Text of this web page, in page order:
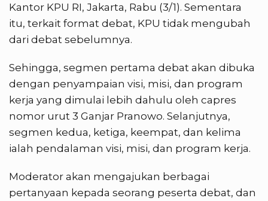
Kantor KPU RI, Jakarta, Rabu (3/1). Sementara
itu, terkait format debat, KPU tidak mengubah
dari debat sebelumnya.
Sehingga, segmen pertama debat akan dibuka
dengan penyampaian visi, misi, dan program
kerja yang dimulai lebih dahulu oleh capres
nomor urut 3 Ganjar Pranowo. Selanjutnya,
segmen kedua, ketiga, keempat, dan kelima
ialah pendalaman visi, misi, dan program kerja.
Moderator akan mengajukan berbagai
pertanyaan kepada seorang peserta debat, dan